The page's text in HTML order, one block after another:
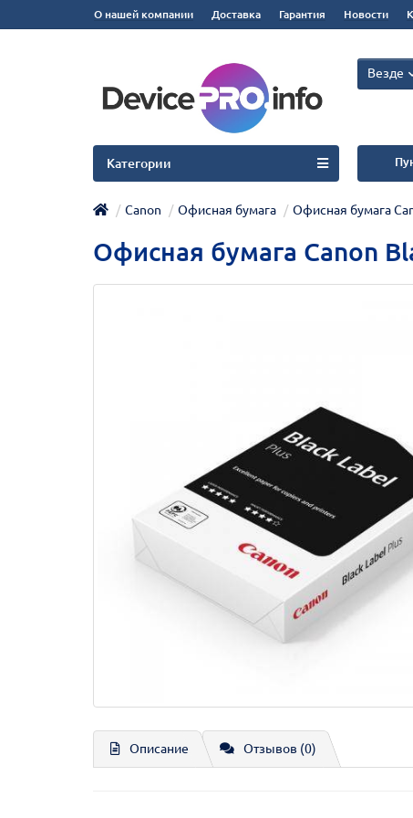
О нашей компании Доставка Гарантия Новости
Везде
Категории
Canon Офисная бумага Офисная бумага
Офисная бумага Canon
Описание Отзывов (0)